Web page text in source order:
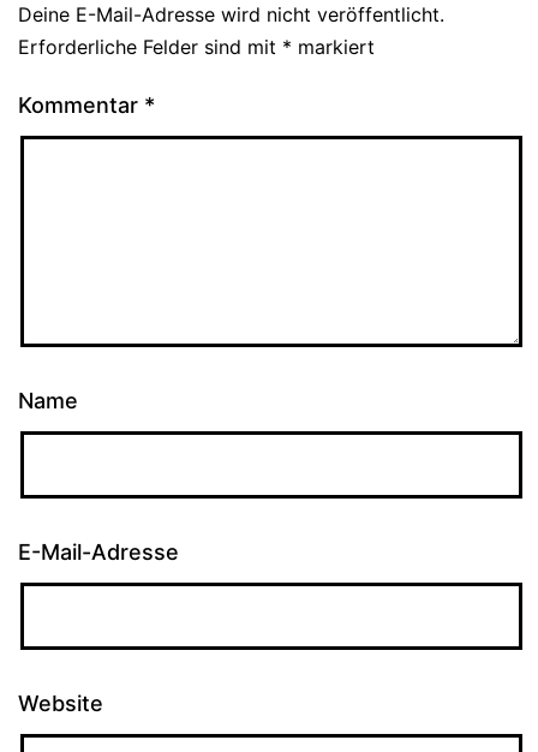
Deine E-Mail-Adresse wird nicht veröffentlicht.
Erforderliche Felder sind mit * markiert
Kommentar *
Name
E-Mail-Adresse
Website